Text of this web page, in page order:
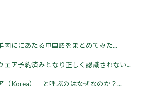
肉ににあたる中国語をまとめてみた...
ェア予約済みとなり正しく認識されない...
（Korea）」と呼ぶのはなぜなのか？...